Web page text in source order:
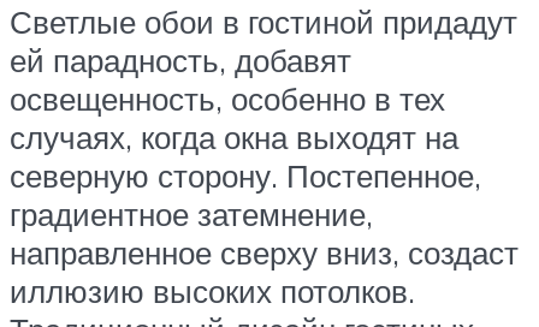
Светлые обои в гостиной придадут
ей парадность, добавят
освещенность, особенно в тех
случаях, когда окна выходят на
северную сторону. Постепенное,
градиентное затемнение,
направленное сверху вниз, создаст
иллюзию высоких потолков.